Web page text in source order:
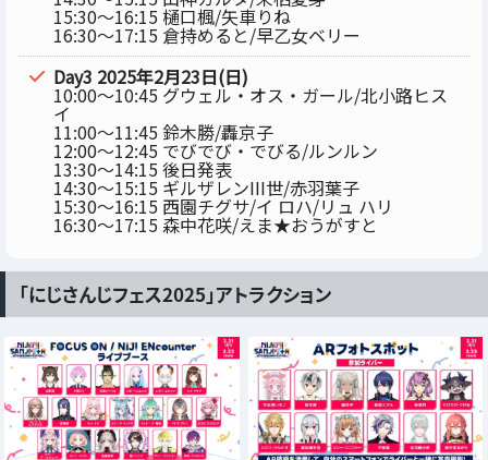
15:30～16:15 樋口楓/矢車りね
16:30～17:15 倉持めると/早乙女ベリー
Day3 2025年2月23日(日)
10:00～10:45 グウェル・オス・ガール/北小路ヒス
イ
11:00～11:45 鈴木勝/轟京子
12:00～12:45 でびでび・でびる/ルンルン
13:30～14:15 後日発表
14:30～15:15 ギルザレンIII世/赤羽葉子
15:30～16:15 西園チグサ/イ ロハ/リュ ハリ
16:30～17:15 森中花咲/えま★おうがすと
「にじさんじフェス2025」アトラクション